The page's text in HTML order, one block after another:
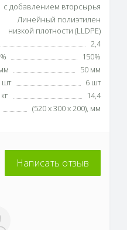
с добавлением вторсырья
Линейный полиэтилен
низкой плотности (LLDPE)
2,4
150%
50 мм
шт
6 шт
14,4
(520 х 300 х 200), мм
Написать отзыв